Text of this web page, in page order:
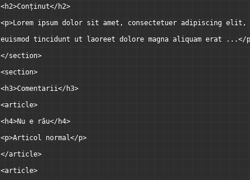
<h2>Conținut</h2>
<p>Lorem ipsum dolor sit amet, consectetuer adipiscing elit,
euismod tincidunt ut laoreet dolore magna aliquam erat ...</
</section>
<section>
<h3>Comentarii</h3>
<article>
<h4>Nu e rău</h4>
<p>Articol normal</p>
</article>
<article>